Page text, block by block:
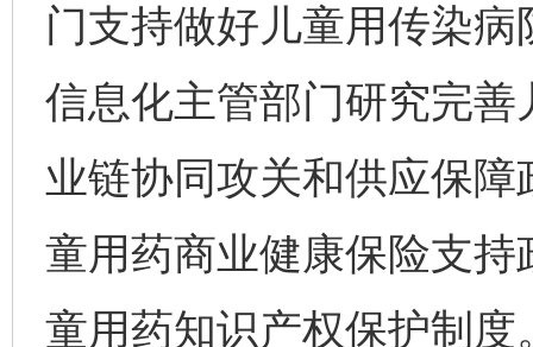
门支持做好儿童用传染
信息化主管部门研究完
业链协同攻关和供应保
童用药商业健康保险支
童用药知识产权保护制